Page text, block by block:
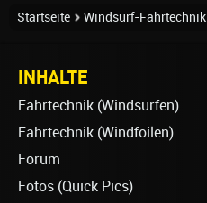
Startseite Windsurf-Fahrtechnik
INHALTE
Fahrtechnik (Windsurfen)
Fahrtechnik (Windfoilen)
Forum
Fotos (Quick Pics)